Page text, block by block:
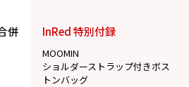
併
InRed 特別付録
MOOMIN
ショルダーストラップ付きボス
トンバッグ